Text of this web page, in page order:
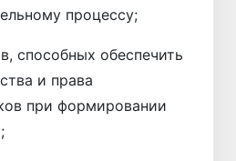
процессу;
способных обеспечить
и права
при формировании